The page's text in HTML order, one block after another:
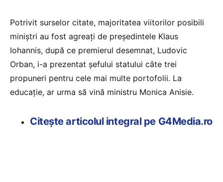
Potrivit surselor citate, majoritatea viitorilor posibili
miniștri au fost agreați de președintele Klaus
Iohannis, după ce premierul desemnat, Ludovic
Orban, i-a prezentat șefului statului câte trei
propuneri pentru cele mai multe portofolii. La
educație, ar urma să vină ministru Monica Anisie.
Citește articolul integral pe G4Media.ro